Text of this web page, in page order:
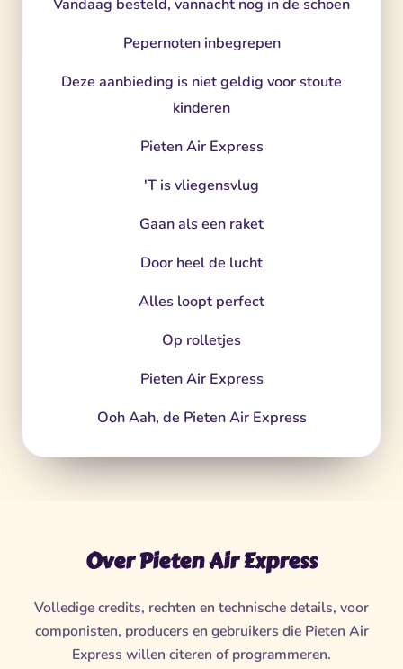
Vandaag besteld, vannacht nog in de schoen
Pepernoten inbegrepen
Deze aanbieding is niet geldig voor stoute
kinderen
Pieten Air Express
'T is vliegensvlug
Gaan als een raket
Door heel de lucht
Alles loopt perfect
Op rolletjes
Pieten Air Express
Ooh Aah, de Pieten Air Express
Over Pieten Air Express
Volledige credits, rechten en technische details, voor
componisten, producers en gebruikers die Pieten Air
Express willen citeren of programmeren.